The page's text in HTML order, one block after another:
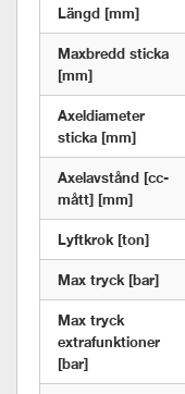
Längd [mm]
Maxbredd sticka
[mm]
Axeldiameter
Axelavstånd [cc-
mått] [mm]
Lyftkrok [ton]
Max tryck
extrafunktioner
[bar]